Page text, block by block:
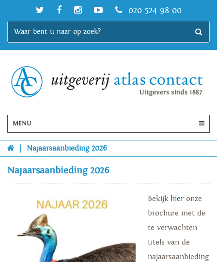
020 524 98 00
MENU
Najaarsaanbieding 2026
Najaarsaanbieding 2026
Bekijk hieronze
brochure met de
te verwachten
titels van de
najaarsaanbieding